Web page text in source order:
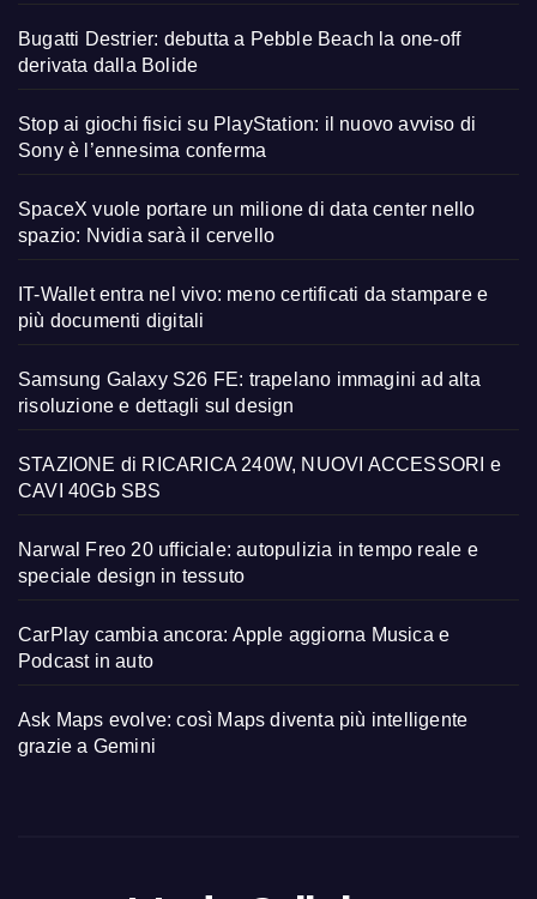
Bugatti Destrier: debutta a Pebble Beach la one-off
derivata dalla Bolide
Stop ai giochi fisici su PlayStation: il nuovo avviso di
Sony è l’ennesima conferma
SpaceX vuole portare un milione di data center nello
spazio: Nvidia sarà il cervello
IT-Wallet entra nel vivo: meno certificati da stampare e
più documenti digitali
Samsung Galaxy S26 FE: trapelano immagini ad alta
risoluzione e dettagli sul design
STAZIONE di RICARICA 240W, NUOVI ACCESSORI e
CAVI 40Gb SBS
Narwal Freo 20 ufficiale: autopulizia in tempo reale e
speciale design in tessuto
CarPlay cambia ancora: Apple aggiorna Musica e
Podcast in auto
Ask Maps evolve: così Maps diventa più intelligente
grazie a Gemini